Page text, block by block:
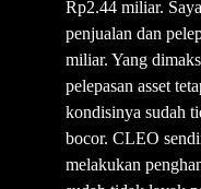
Rp2.44 miliar.
penjualan dan
miliar. Yang
pelepasan asset
kondisinya sudah
bocor. CLEO
melakukan